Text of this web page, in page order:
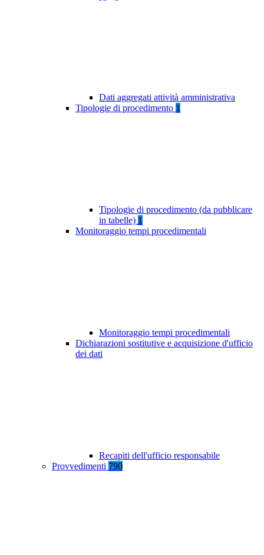
Dati aggregati attività amministrativa
Tipologie di procedimento 1
Tipologie di procedimento (da pubblicare
in tabelle) 1
Monitoraggio tempi procedimentali
Monitoraggio tempi procedimentali
Dichiarazioni sostitutive e acquisizione d'ufficio
dei dati
Recapiti dell'ufficio responsabile
Provvedimenti 790